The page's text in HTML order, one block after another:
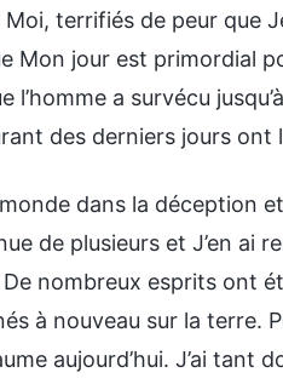
terrifiés de peur que
Mon jour est primordial
a survécu
des derniers jours
dans la déception
de plusieurs et J’en ai
nombreux esprits ont
à nouveau sur la terre.
aujourd’hui. J’ai tant